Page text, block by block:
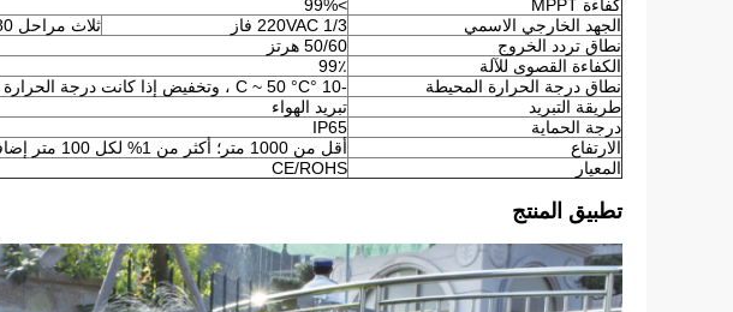
كفاءة MPPT
>99%
الجهد الخارجي الاسمي
220VAC 1/3 فاز
ثلاث مراحل 380-480VAC
نطاق تردد الخروج
50/60 هرتز
الكفاءة القصوى للآلة
99٪
نطاق درجة الحرارة المحيطة
-10 °C ~ 50 °C ، وتخفيض إذا كانت درجة الحرارة فوق 40 °C
طريقة التبريد
تبريد الهواء
درجة الحماية
IP65
الارتفاع
أقل من 1000 متر؛ أكثر من 1% لكل 100 متر إضافية.
المعيار
CE/ROHS
تطبيق المنتج